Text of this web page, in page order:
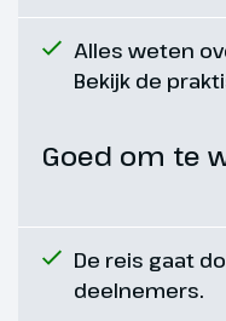
Hoogtepunt
Alles weten
Bekijk de
Goed om te
De reis gaat
deelnemers.